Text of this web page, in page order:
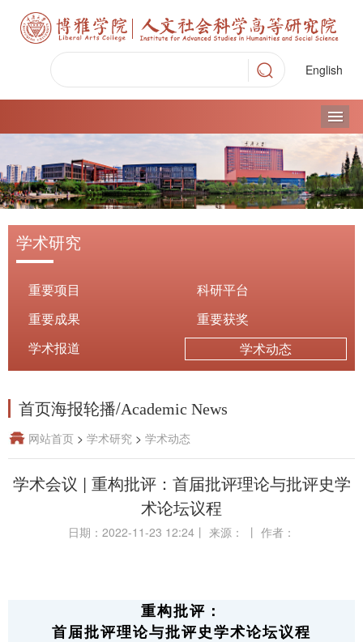
English
学术研究
重要项目
科研平台
重要成果
重要获奖
学术报道
学术动态
首页海报轮播/Academic News
网站首页 > 学术研究 > 学术动态
学术会议 | 重构批评：首届批评理论与批评史学
术论坛议程
日期：2022-11-23 12:24 丨 来源： 丨 作者：
重构批评：
首届批评理论与批评史学术论坛议程